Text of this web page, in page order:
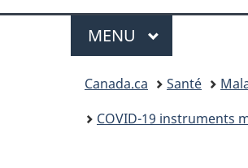
la
langue
Menu
MENU PRINCIPAL
Canada.ca Santé
COVID-19 instruments